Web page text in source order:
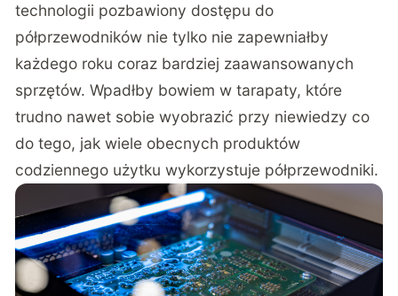
technologii pozbawiony dostępu do
półprzewodników nie tylko nie zapewniałby
każdego roku coraz bardziej zaawansowanych
sprzętów. Wpadłby bowiem w tarapaty, które
trudno nawet sobie wyobrazić przy niewiedzy co
do tego, jak wiele obecnych produktów
codziennego użytku wykorzystuje półprzewodniki.